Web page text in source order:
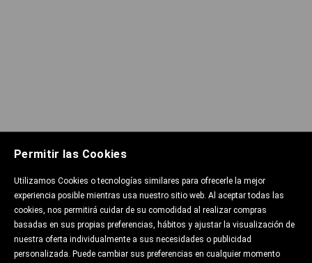
Permitir las Cookies
Utilizamos Cookies o tecnologías similares para ofrecerle la mejor
experiencia posible mientras usa nuestro sitio web. Al aceptar todas las
cookies, nos permitirá cuidar de su comodidad al realizar compras
basadas en sus propias preferencias, hábitos y ajustar la visualización de
nuestra oferta individualmente a sus necesidades o publicidad
personalizada. Puede cambiar sus preferencias en cualquier momento